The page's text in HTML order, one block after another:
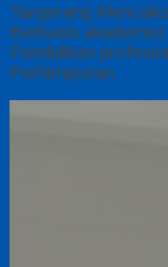
Tangerang
Berbasis
Pendidikan
Perhimpunan